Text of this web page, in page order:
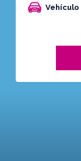
Vehículo